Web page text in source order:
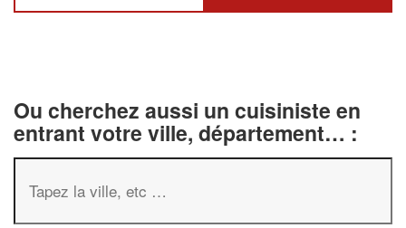
Ou cherchez aussi un cuisiniste en
entrant votre ville, département… :